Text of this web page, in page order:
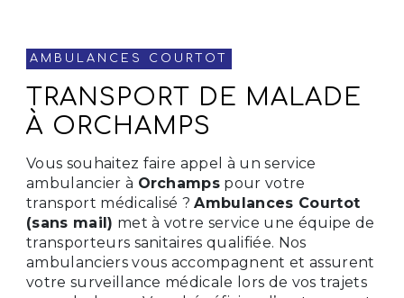
AMBULANCES COURTOT
TRANSPORT DE MALADE
À ORCHAMPS
Vous souhaitez faire appel à un service
ambulancier à Orchamps pour votre
transport médicalisé ?Ambulances Courtot
(sans mail) met à votre service une équipe de
transporteurs sanitaires qualifiée. Nos
ambulanciers vous accompagnent et assurent
votre surveillance médicale lors de vos trajets